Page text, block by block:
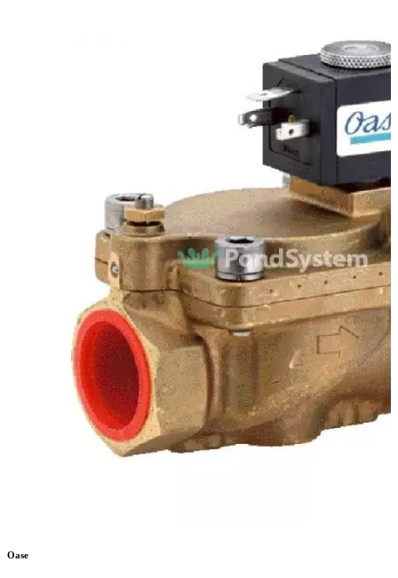
Oase